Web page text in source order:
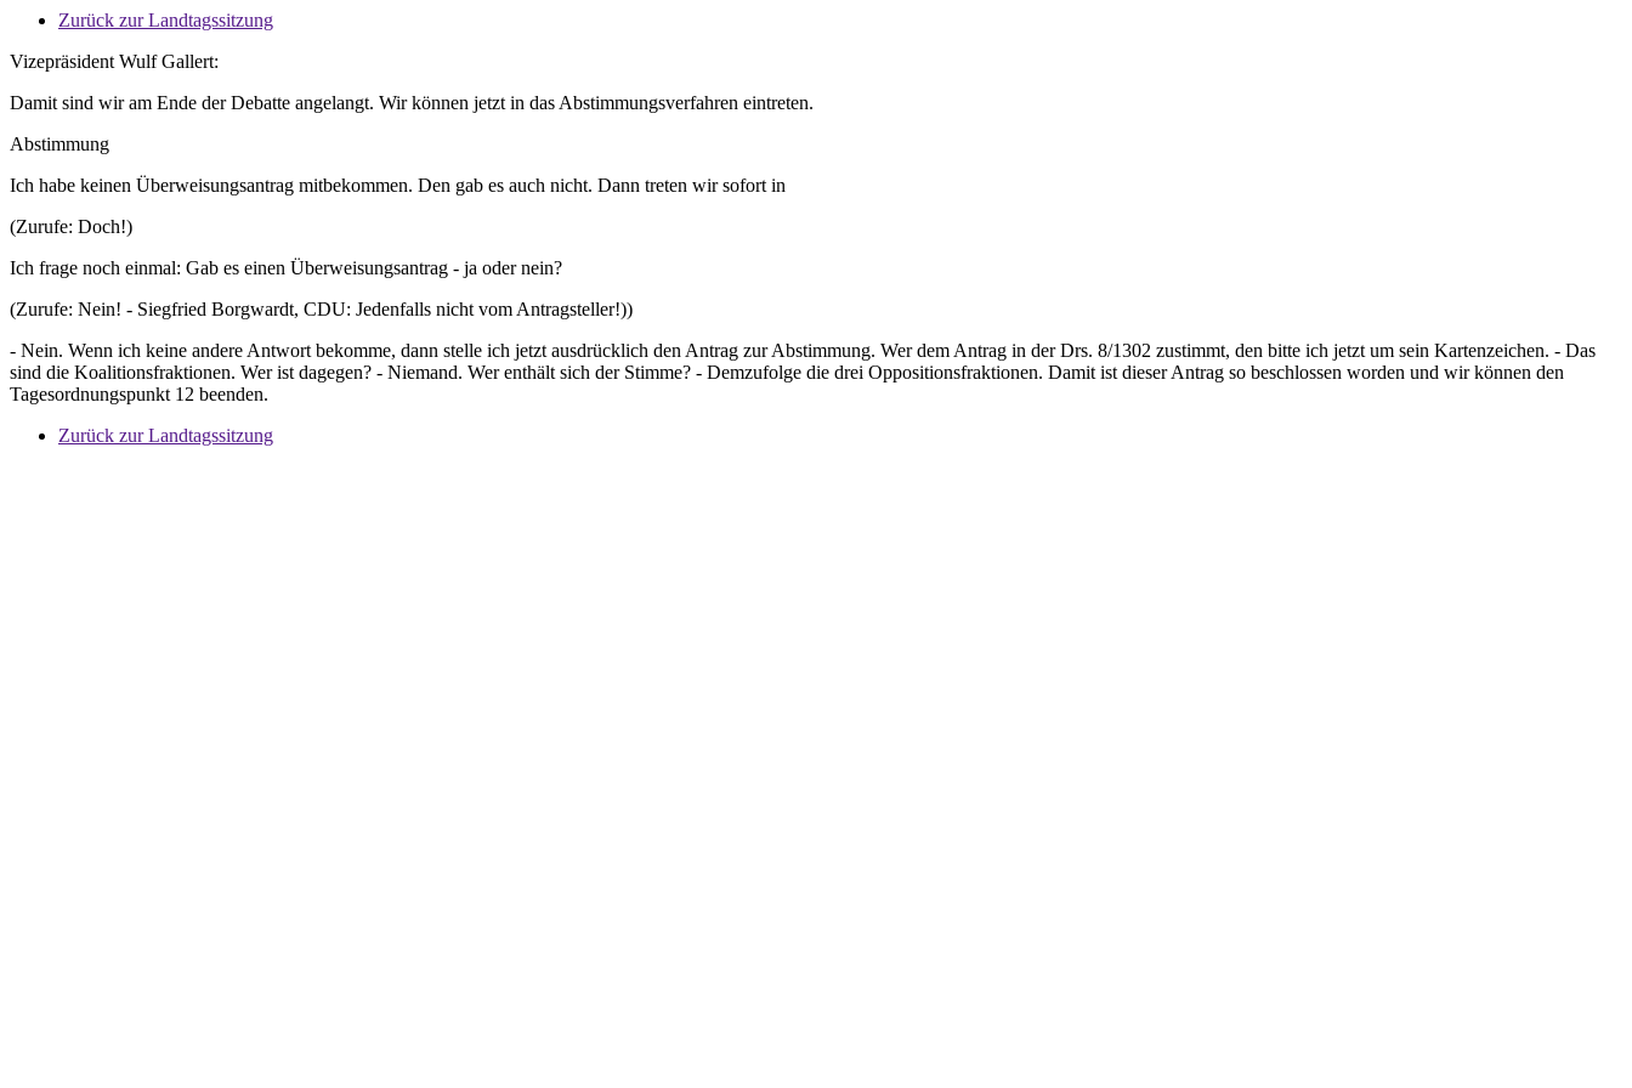
Zurück zur Landtagssitzung
Vizepräsident Wulf Gallert:
Damit sind wir am Ende der Debatte angelangt. Wir können jetzt in das Abstimmungsverfahren eintreten.
Abstimmung
Ich habe keinen Überweisungsantrag mitbekommen. Den gab es auch nicht. Dann treten wir sofort in
(Zurufe: Doch!)
Ich frage noch einmal: Gab es einen Überweisungsantrag - ja oder nein?
(Zurufe: Nein! - Siegfried Borgwardt, CDU: Jedenfalls nicht vom Antragsteller!))
- Nein. Wenn ich keine andere Antwort bekomme, dann stelle ich jetzt ausdrücklich den Antrag zur Abstimmung. Wer dem Antrag in der Drs. 8/1302 zustimmt, den bitte ich jetzt um sein Kartenzeichen. - Das
sind die Koalitionsfraktionen. Wer ist dagegen? - Niemand. Wer enthält sich der Stimme? - Demzufolge die drei Oppositionsfraktionen. Damit ist dieser Antrag so beschlossen worden und wir können den
Tagesordnungspunkt 12 beenden.
Zurück zur Landtagssitzung